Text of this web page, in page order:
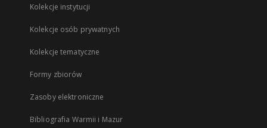
Kolekcje instytucji
Kolekcje osób prywatnych
Kolekcje tematyczne
Formy zbiorów
Zasoby elektroniczne
Bibliografia Warmii i Mazur